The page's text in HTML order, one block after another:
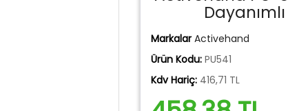
Markalar Activehand
Ürün Kodu: PU541
Kdv Hariç: 416,71 TL